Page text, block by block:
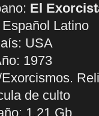
El
Español Latino
USA
1973
de culto
1.21 Gb